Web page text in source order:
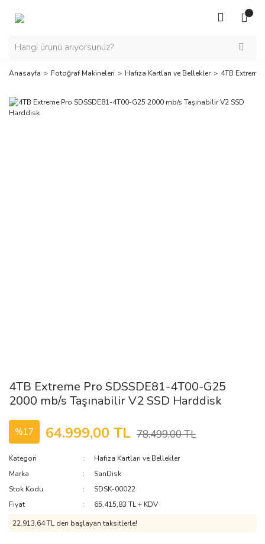
Anasayfa Fotoğraf Makineleri Hafıza Kartları ve Bellekler 4TB
4TB Extreme Pro SDSSDE81-4T00-G25
2000 mb/s Taşınabilir V2 SSD Harddisk
%17 64.999,00 TL 78.499,00 TL
Kategori
Hafıza Kartları ve Bellekler
Marka
SanDisk
Stok Kodu
SDSK-00022
Fiyat
65.415,83 TL + KDV
22.913,64 TL den başlayan taksitlerle!